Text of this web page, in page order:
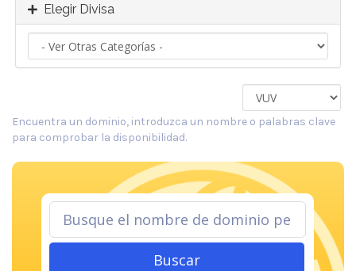
Elegir Divisa
Encuentra un dominio, introduzca un nombre o palabras clave
para comprobar la disponibilidad.
Buscar